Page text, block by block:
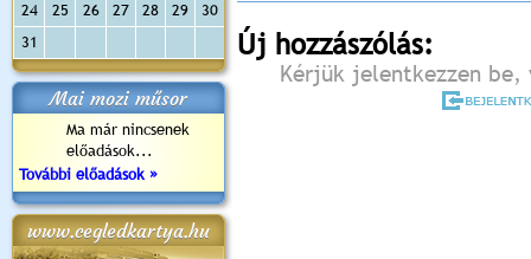
24
25 26 27 28 29
30
31
Mai mozi műsor
Ma már nincsenek
előadások...
További előadások »
www.cegledkartya.hu
Új hozzászólás:
Kérjük jelentkezzen be,